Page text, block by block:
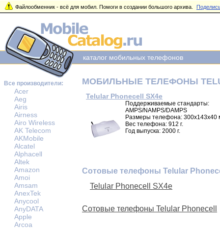
Файлообменник - всё для мобил. Помоги в создании большого архива.
Все производители:
Acer
Aeg
Airis
Airness
Airo Wireless
AK Telecom
AKMobile
Alcatel
Alphacell
Altek
Amazon
Amoi
Amsam
AnexTek
Anycool
AnyDATA
Apple
Arcoa
каталог мобильных телефонов
МОБИЛЬНЫЕ ТЕЛЕФОНЫ
Telular Phonecell SX4e
Поддерживаемые стандарты:
AMPS/NAMPS/DAMPS
Размеры телефона: 300x143x40
Вес телефона: 912 г.
Год выпуска: 2000 г.
Сотовые телефоны Telular
Telular Phonecell SX4e
Сотовые телефоны Telular Phonecell